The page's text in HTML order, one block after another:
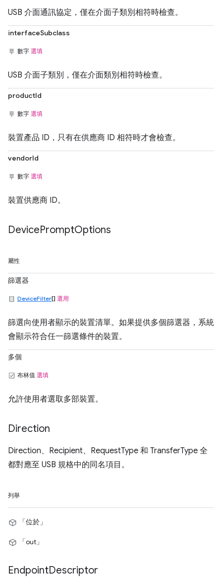
USB 介面通訊協定，僅在介面子類別相符時檢查。
interfaceSubclass
數字 選填
USB 介面子類別，僅在介面類別相符時檢查。
productId
數字 選填
裝置產品 ID，只有在供應商 ID 相符時才會檢查。
vendorId
數字 選填
裝置供應商 ID。
DevicePromptOptions
屬性
篩選器
DeviceFilter[] 選用
篩選向使用者顯示的裝置清單。如果提供多個篩選器，系統
會顯示符合任一篩選條件的裝置。
多個
布林值 選填
允許使用者選取多部裝置。
Direction
Direction、Recipient、RequestType 和 TransferType 全
都對應至 USB 規格中的同名項目。
列舉
「位於」
「out」
EndpointDescriptor